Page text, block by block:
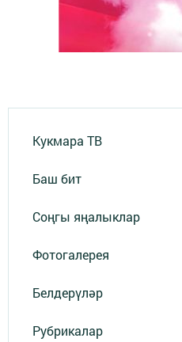
Кукмара ТВ
Баш бит
Соңгы яңалыклар
Фотогалерея
Белдерүләр
Рубрикалар